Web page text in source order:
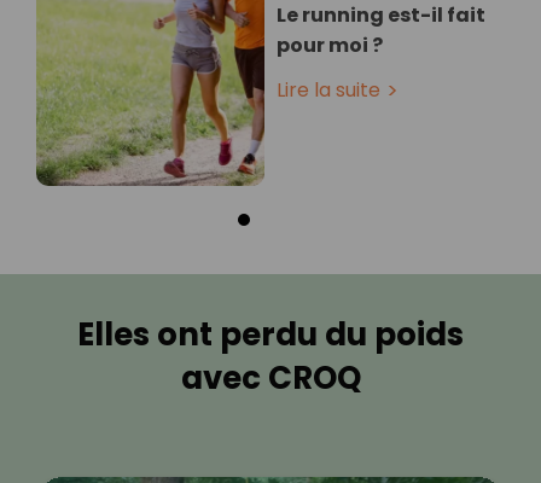
Le running est-il fait
pour moi ?
Lire la suite
Elles ont perdu du poids
avec CROQ